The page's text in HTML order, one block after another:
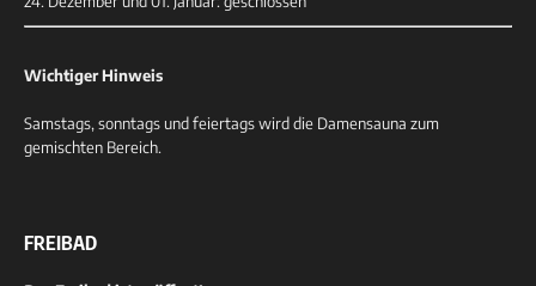
Wichtiger Hinweis
Samstags, sonntags und feiertags wird die Damensauna zum
gemischten Bereich.
FREIBAD